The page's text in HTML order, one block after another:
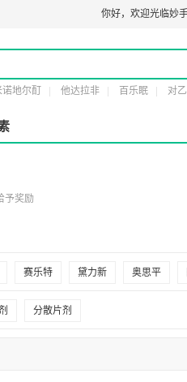
第二类医疗器械
你好， 欢迎光临妙
地尔酊 他达拉非 百乐眠
对
予奖励
赛乐特 黛力新 奥思平
适可 百洛特
分散片剂